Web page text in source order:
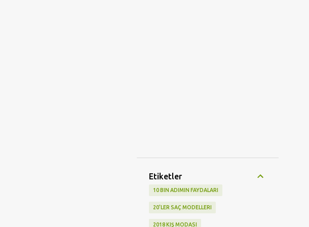
Etiketler
10 BIN ADIMIN FAYDALARI
20'LER SAÇ MODELLERI
2018 KIŞ MODASI